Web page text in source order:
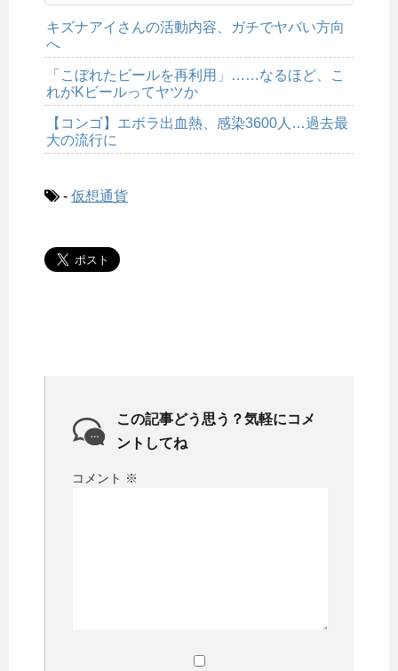
キズナアイさんの活動内容、ガチでヤバい方向
へ
「こぼれたビールを再利用」……なるほど、こ
れがKビールってヤツか
【コンゴ】エボラ出血熱、感染3600人…過去最
大の流行に
- 仮想通貨
この記事どう思う？気軽にコメ
ントしてね
コメント ※